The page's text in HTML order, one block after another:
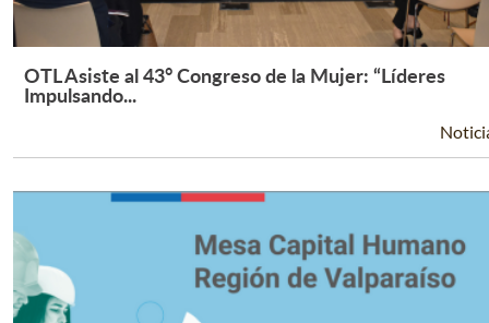
Leer Más +
OTL Asiste al 43° Congreso de la Mujer: “Líderes
Impulsando...